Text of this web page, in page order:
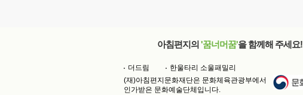
아침편지의 '꿈너머꿈'을 함께해 주세요!
더드림
한울타리 소울패밀리
(재)아침편지문화재단은 문화체육관광부에서
인가받은 문화예술단체입니다.